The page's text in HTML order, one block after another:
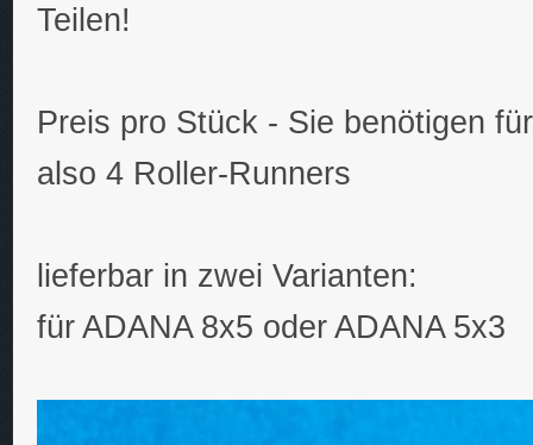
Teilen!
Preis pro Stück - Sie benötigen
also 4 Roller-Runners
lieferbar in zwei Varianten:
für ADANA 8x5 oder ADANA 5x3